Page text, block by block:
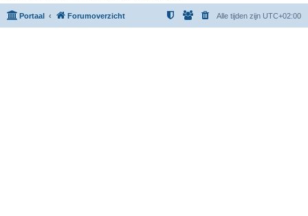
Portaal Forumoverzicht Alle tijden zijn UTC+02:00